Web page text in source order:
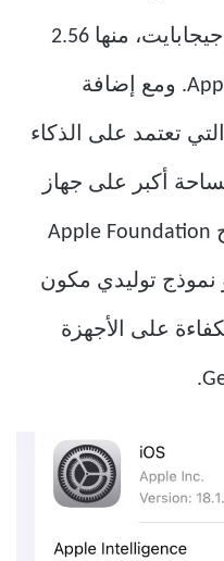
هاتفي iPhone 16 بسعة 128 جيجابايت، منها 2.56
جيجابايت من Apple Intelligence. ومع إضافة
تعتمد على الذكاء
أكبر على جهاز
iPhone الخاص بك. إنه نموذج Apple Foundation
نموذج توليدي مكون
على الأجهزة